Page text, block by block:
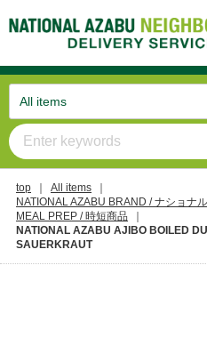
top
All items
NATIONAL AZABU BRAND / ナショナ
MEAL PREP / 時短商品
NATIONAL AZABU AJIBO BOILED
SAUERKRAUT